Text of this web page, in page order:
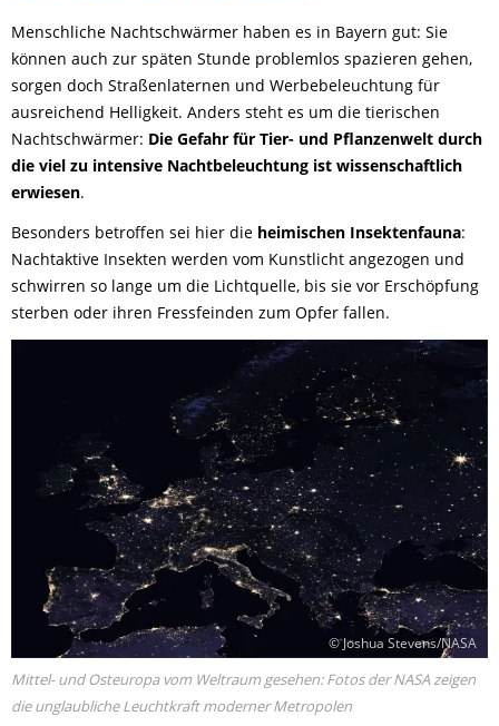
Menschliche Nachtschwärmer haben es in Bayern gut: Sie
können auch zur späten Stunde problemlos spazieren gehen,
sorgen doch Straßenlaternen und Werbebeleuchtung für
ausreichend Helligkeit. Anders steht es um die tierischen
Nachtschwärmer: Die Gefahr für Tier- und Pflanzenwelt durch
die viel zu intensive Nachtbeleuchtung ist wissenschaftlich
erwiesen.
Besonders betroffen sei hier die heimischen Insektenfauna:
Nachtaktive Insekten werden vom Kunstlicht angezogen und
schwirren so lange um die Lichtquelle, bis sie vor Erschöpfung
sterben oder ihren Fressfeinden zum Opfer fallen.
© Joshua Stevens/NASA
Mittel- und Osteuropa vom Weltraum gesehen: Fotos der NASA zeigen
die unglaubliche Leuchtkraft moderner Metropolen